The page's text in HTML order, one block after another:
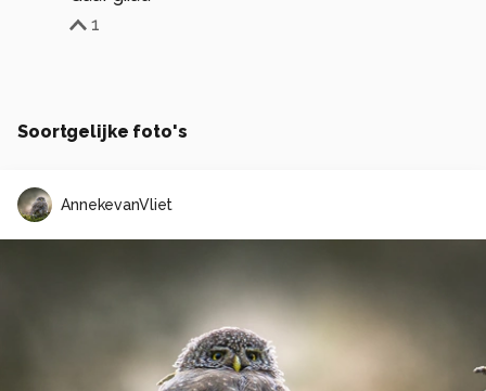
1
Soortgelijke foto's
AnnekevanVliet